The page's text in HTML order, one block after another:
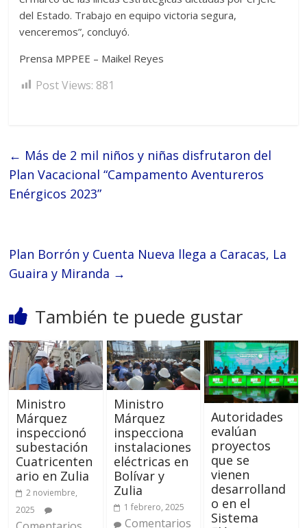
del Estado. Trabajo en equipo victoria segura,
venceremos”, concluyó.
Prensa MPPEE – Maikel Reyes
Post Views: 881
← Más de 2 mil niños y niñas disfrutaron del
Plan Vacacional “Campamento Aventureros
Enérgicos 2023”
Plan Borrón y Cuenta Nueva llega a Caracas, La
Guaira y Miranda →
También te puede gustar
Ministro
Márquez
inspeccionó
subestación
Cuatricenten
ario en Zulia
2 noviembre,
2025
Ministro
Márquez
inspecciona
instalaciones
eléctricas en
Bolívar y
Zulia
1 febrero, 2025
Comentarios
Autoridades
evalúan
proyectos
que se
vienen
desarrolland
o en el
Sistema